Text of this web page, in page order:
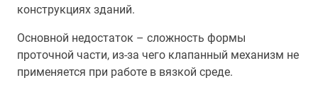
конструкциях зданий.
Основной недостаток – сложность формы
проточной части, из-за чего клапанный механизм не
применяется при работе в вязкой среде.